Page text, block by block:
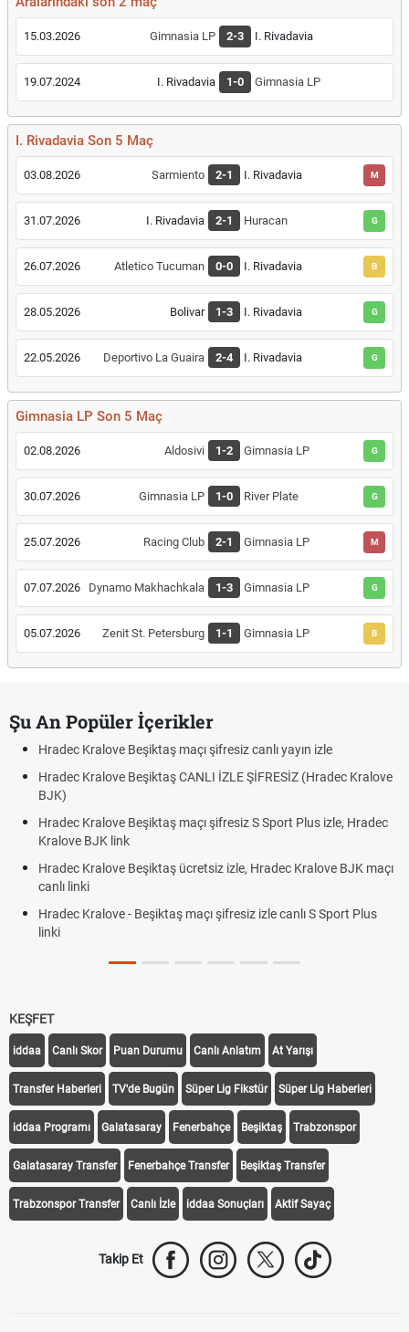
15.03.2026 Gimnasia LP 2-3 I. Rivadavia
19.07.2024 I. Rivadavia 1-0 Gimnasia LP
I. Rivadavia Son 5 Maç
03.08.2026 Sarmiento 2-1 I. Rivadavia M
31.07.2026 I. Rivadavia 2-1 Huracan G
26.07.2026 Atletico Tucuman 0-0 I. Rivadavia B
28.05.2026 Bolivar 1-3 I. Rivadavia G
22.05.2026 Deportivo La Guaira 2-4 I. Rivadavia G
Gimnasia LP Son 5 Maç
02.08.2026 Aldosivi 1-2 Gimnasia LP G
30.07.2026 Gimnasia LP 1-0 River Plate G
25.07.2026 Racing Club 2-1 Gimnasia LP M
07.07.2026 Dynamo Makhachkala 1-3 Gimnasia LP G
05.07.2026 Zenit St. Petersburg 1-1 Gimnasia LP B
Şu An Popüler İçerikler
Hradec Kralove Beşiktaş maçı şifresiz canlı yayın izle
Hradec Kralove Beşiktaş CANLI İZLE ŞİFRESİZ (Hradec Kralove
BJK)
Hradec Kralove Beşiktaş maçı şifresiz S Sport Plus izle, Hradec
Kralove BJK link
Hradec Kralove Beşiktaş ücretsiz izle, Hradec Kralove BJK maçı
canlı linki
Hradec Kralove - Beşiktaş maçı şifresiz izle canlı S Sport Plus
linki
KEŞFET
iddaa Canlı Skor Puan Durumu Canlı Anlatım At Yarışı
Transfer Haberleri TV'de Bugün Süper Lig Fikstür Süper Lig Haberleri
iddaa Programı Galatasaray Fenerbahçe Beşiktaş Trabzonspor
Galatasaray Transfer Fenerbahçe Transfer Beşiktaş Transfer
Trabzonspor Transfer Canlı İzle iddaa Sonuçları Aktif Sayaç
Takip Et